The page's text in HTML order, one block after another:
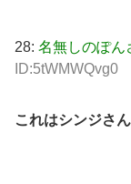
28: 名無しのぽん
ID:5tWMWQvg0
これはシンジさん